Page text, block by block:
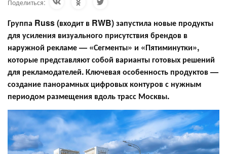
Группа Russ (входит в RWB) запустила новые продукты
для усиления визуального присутствия брендов в
наружной рекламе — «Сегменты» и «Пятиминутки»,
которые представляют собой варианты готовых решений
для рекламодателей. Ключевая особенность продуктов —
создание панорамных цифровых контуров с нужным
периодом размещения вдоль трасс Москвы.